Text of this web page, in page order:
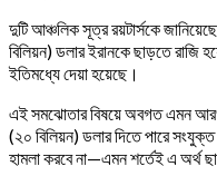
দুটি আঞ্চলিক সূত্র রয়টার্সকে
বিলিয়ন) ডলার ইরানকে ছাড়তে রাজি
ইতিমধ্যে দেয়া হয়েছে।
এই সমঝোতার বিষয়ে অবগত এমন আরও
(২০ বিলিয়ন) ডলার দিতে পারে
হামলা করবে না—এমন শর্তেই এ অর্থ